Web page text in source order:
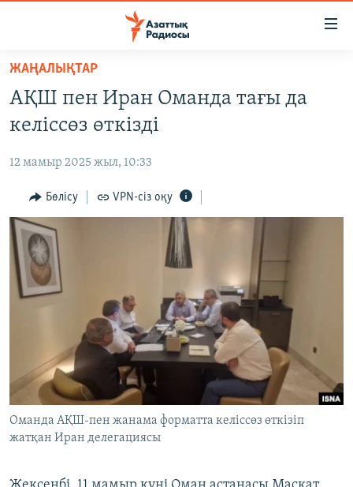
Skip
main
content
to
Navigation
Skip
Search
САЯСАТ
ҚАҢТАР ОҚИҒАСЫ
АДАМ ҚҰҚЫҚТАРЫ
ӘЛЕУМЕТ
ӘЛЕМ
АРНАЙЫ ЖОБАЛАР
ЖАЗЫЛЫҢЫЗ
Басқа тілдерде
ЖАҢАЛЫҚТАР
АҚШ пен Иран Оманда тағы да
келіссөз өткізді
12 мамыр 2025 жыл, 10:33
Бөлісу VPN-сіз оқу
Оманда АҚШ-пен жанама форматта келіссөз өткізіп
жатқан Иран делегациясы